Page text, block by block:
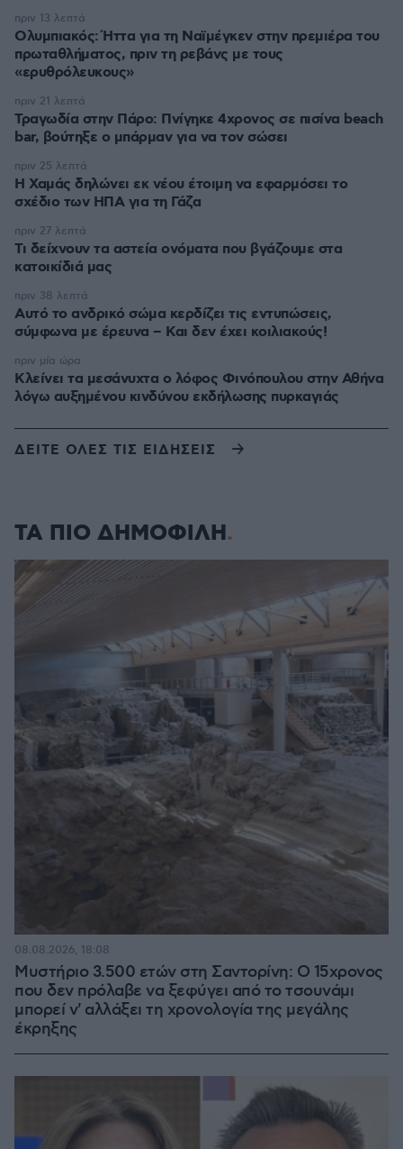
Ολυμπιακός: Ήττα για τη Ναϊμέγκεν στην πρεμιέρα του
πρωταθλήματος, πριν τη ρεβάνς με τους
«ερυθρόλευκους»
πριν 13 λεπτά
Τραγωδία στην Πάρο: Πνίγηκε 4χρονος σε πισίνα beach
bar, βούτηξε ο μπάρμαν για να τον σώσει
πριν 21 λεπτά
Η Χαμάς δηλώνει εκ νέου έτοιμη να εφαρμόσει το
σχέδιο των ΗΠΑ για τη Γάζα
πριν 25 λεπτά
Τι δείχνουν τα αστεία ονόματα που βγάζουμε στα
κατοικίδιά μας
πριν 27 λεπτά
Αυτό το ανδρικό σώμα κερδίζει τις εντυπώσεις,
σύμφωνα με έρευνα – Και δεν έχει κοιλιακούς!
πριν 38 λεπτά
Κλείνει τα μεσάνυχτα ο λόφος Φινόπουλου στην Αθήνα
λόγω αυξημένου κινδύνου εκδήλωσης πυρκαγιάς
πριν μία ώρα
ΔΕΙΤΕ ΟΛΕΣ ΤΙΣ ΕΙΔΗΣΕΙΣ
ΤΑ ΠΙΟ ΔΗΜΟΦΙΛΗ
Μυστήριο 3.500 ετών στη Σαντορίνη: Ο 15χρονος
που δεν πρόλαβε να ξεφύγει από το τσουνάμι
μπορεί ν' αλλάξει τη χρονολογία της μεγάλης
έκρηξης
08.08.2026, 18:08